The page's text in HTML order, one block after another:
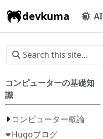
devkuma AI
コンピューターの基礎知
識
コンピューター概論
Hugoブログ